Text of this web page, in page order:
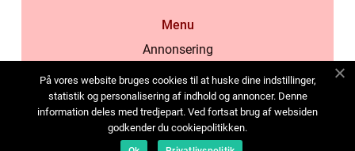
Menu
Annonsering
Cookies
Kontakta oss
Sitemap
På vores website bruges cookies til at huske dine indstillinger,
statistik og personalisering af indhold og annoncer. Denne
information deles med tredjepart. Ved fortsat brug af websiden
godkender du cookiepolitikken.